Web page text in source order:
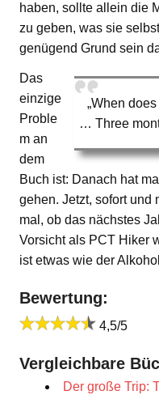
haben, sollte allein die
zu geben, was sie
genügend Grund sein
„When
… Three
Das
einzige
Proble
m an
dem
Buch ist: Danach hat
gehen. Jetzt, sofort und
mal, ob das nächstes
Vorsicht als PCT Hiker
ist etwas wie der
Bewertung:
4,5/5
Vergleichbare
Der große Trip: